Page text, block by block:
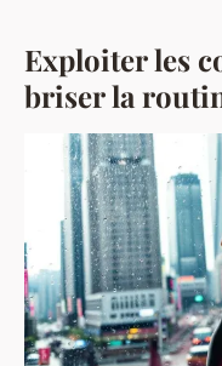
Exploiter les
briser la